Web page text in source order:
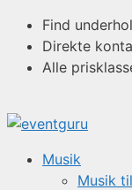
Hop
indhold
Find
Direkte
Alle
Musik
Musik